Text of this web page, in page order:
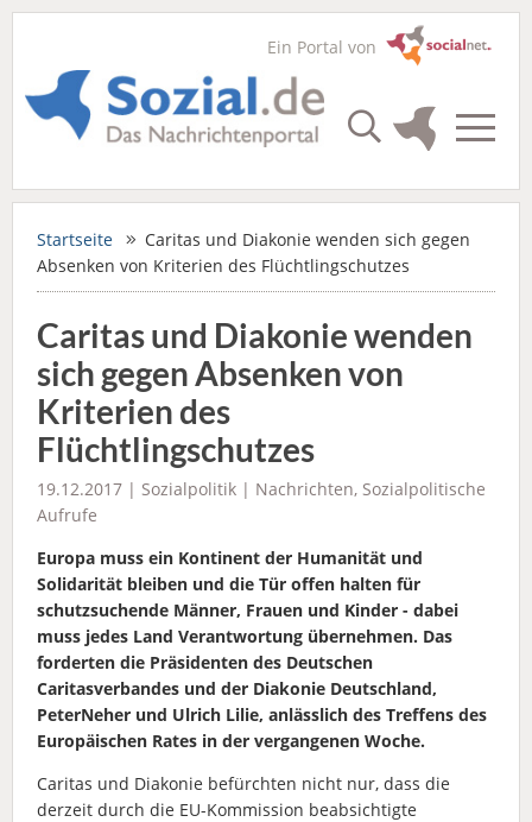
Ein Portal von
Startseite
Caritas und Diakonie wenden sich gegen
Absenken von Kriterien des Flüchtlingschutzes
Caritas und Diakonie wenden
sich gegen Absenken von
Kriterien des
Flüchtlingschutzes
19.12.2017 | Sozialpolitik | Nachrichten, Sozialpolitische
Aufrufe
Europa muss ein Kontinent der Humanität und
Solidarität bleiben und die Tür offen halten für
schutzsuchende Männer, Frauen und Kinder - dabei
muss jedes Land Verantwortung übernehmen. Das
forderten die Präsidenten des Deutschen
Caritasverbandes und der Diakonie Deutschland,
PeterNeher und Ulrich Lilie, anlässlich des Treffens des
Europäischen Rates in der vergangenen Woche.
Caritas und Diakonie befürchten nicht nur, dass die
derzeit durch die EU-Kommission beabsichtigte